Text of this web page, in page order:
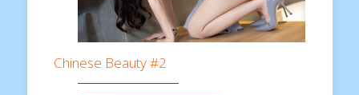
Chinese Beauty #2